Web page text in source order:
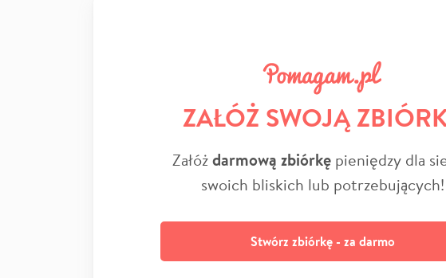
ZAŁÓŻ SWOJĄ
Załóżdarmową zbiórkępieniędzy dla
swoich bliskich lub potrzebujących!
Stwórz zbiórkę - za darmo